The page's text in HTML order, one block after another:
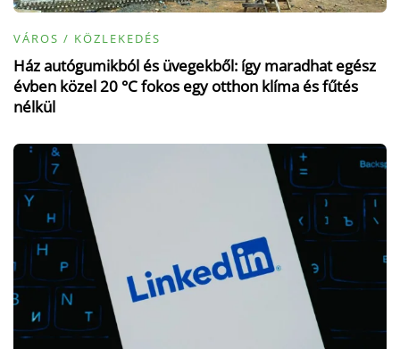
VÁROS / KÖZLEKEDÉS
Ház autógumikból és üvegekből: így maradhat egész
évben közel 20 °C fokos egy otthon klíma és fűtés
nélkül